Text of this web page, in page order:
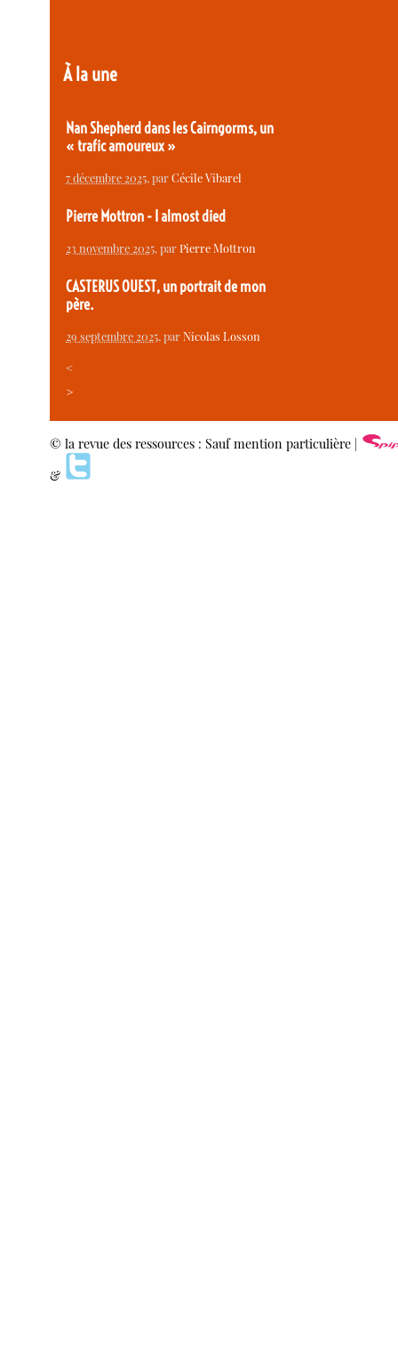
À la une
Nan Shepherd dans les Cairngorms, un
« trafic amoureux »
7 décembre 2025, parCécile Vibarel
Pierre Mottron - I almost died
23 novembre 2025, parPierre Mottron
CASTERUS OUEST, un portrait de mon
père.
29 septembre 2025, parNicolas Losson
<
>
© la revue des ressources : Sauf mention particulière |
&